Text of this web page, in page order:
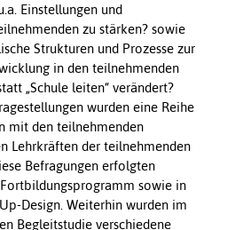
Einstellungen und
zu stärken? sowie
Strukturen und Prozesse zur
in den teilnehmenden
„Schule leiten“ verändert?
wurden eine Reihe
mit den teilnehmenden
Lehrkräften der teilnehmenden
Befragungen erfolgten
sowie in
Design. Weiterhin wurden im
Begleitstudie verschiedene